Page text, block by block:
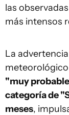
las
más intensos
La
"muy
categoría de
meses,